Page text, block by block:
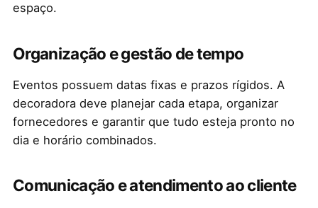
espaço.
Organização e gestão de tempo
Eventos possuem datas fixas e prazos rígidos. A
decoradora deve planejar cada etapa, organizar
fornecedores e garantir que tudo esteja pronto no
dia e horário combinados.
Comunicação e atendimento ao cliente